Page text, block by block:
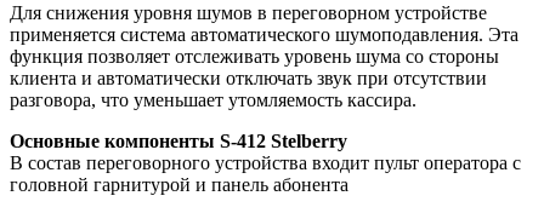
Для снижения уровня шумов в переговорном устройстве
применяется система автоматического шумоподавления. Эта
функция позволяет отслеживать уровень шума со стороны
клиента и автоматически отключать звук при отсутствии
разговора, что уменьшает утомляемость кассира.
Основные компоненты S-412 Stelberry
В состав переговорного устройства входит пульт оператора с
головной гарнитурой и панель абонента